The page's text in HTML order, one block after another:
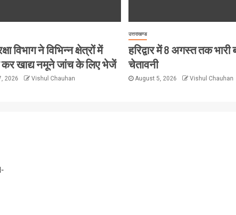
विभाग ने विभिन्न क्षेत्रों में
कर खाद्य नमूने जांच के लिए भेजें
2026 Vishul Chauhan
उत्तराखण्ड
हरिद्वार में 8 अगस्त तक भारी
चेतावनी
August 5, 2026 Vishul Chauhan